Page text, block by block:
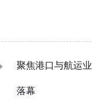
聚焦港口与航运
落幕